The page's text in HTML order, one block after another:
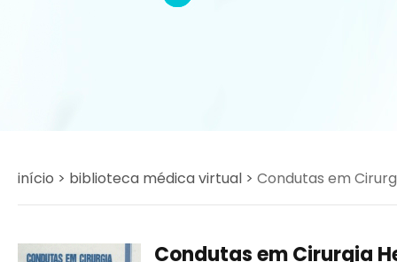
início > biblioteca médica virtual > Condutas em
Condutas em Cirurgia